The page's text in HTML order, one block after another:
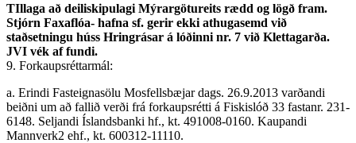
TIllaga að deiliskipulagi Mýrargötureits rædd og lögð fram.
Stjórn Faxaflóa- hafna sf. gerir ekki athugasemd við
staðsetningu húss Hringrásar á lóðinni nr. 7 við Klettagarða.
JVI vék af fundi.
9. Forkaupsréttarmál:
a. Erindi Fasteignasölu Mosfellsbæjar dags. 26.9.2013 varðandi
beiðni um að fallið verði frá forkaupsrétti á Fiskislóð 33 fastanr. 231-
6148. Seljandi Íslandsbanki hf., kt. 491008-0160. Kaupandi
Mannverk2 ehf., kt. 600312-11110.